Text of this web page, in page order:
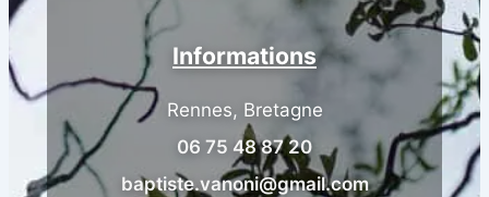
Informations
Rennes, Bretagne
06 75 48 87 20
baptiste.vanoni@gmail.com